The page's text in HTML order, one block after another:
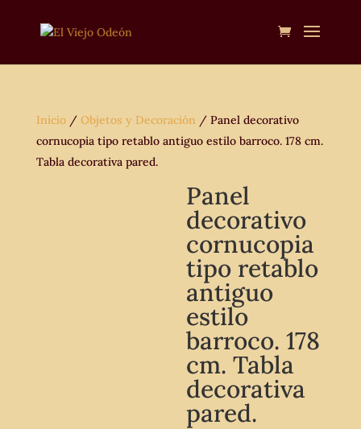
Inicio/ Objetos y Decoración / Panel decorativo
cornucopia tipo retablo antiguo estilo barroco. 178 cm.
Tabla decorativa pared.
Panel
decorativo
cornucopia
tipo retablo
antiguo
estilo
barroco. 178
cm. Tabla
decorativa
pared.